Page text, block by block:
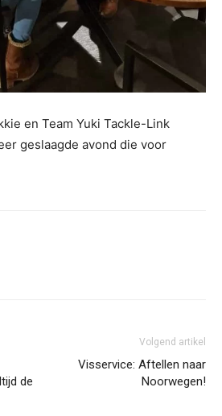
en Team Yuki Tackle-Link
geslaagde avond die voor
de
Volgend artikel
Visservice: Aftellen naar
Noorwegen!